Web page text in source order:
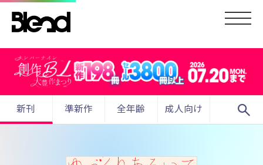
新刊 準新作 全年齢 成人向け search